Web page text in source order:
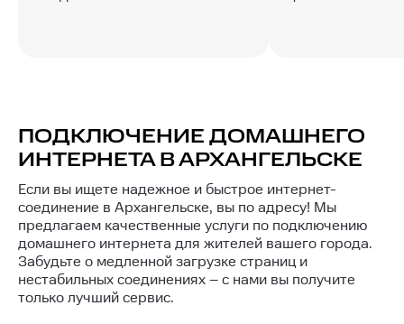
ПОДКЛЮЧЕНИЕ ДОМАШНЕГО
ИНТЕРНЕТА В АРХАНГЕЛЬСКЕ
Если вы ищете надежное и быстрое интернет-
соединение в Архангельске, вы по адресу! Мы
предлагаем качественные услуги по подключению
домашнего интернета для жителей вашего города.
Забудьте о медленной загрузке страниц и
нестабильных соединениях – с нами вы получите
только лучший сервис.